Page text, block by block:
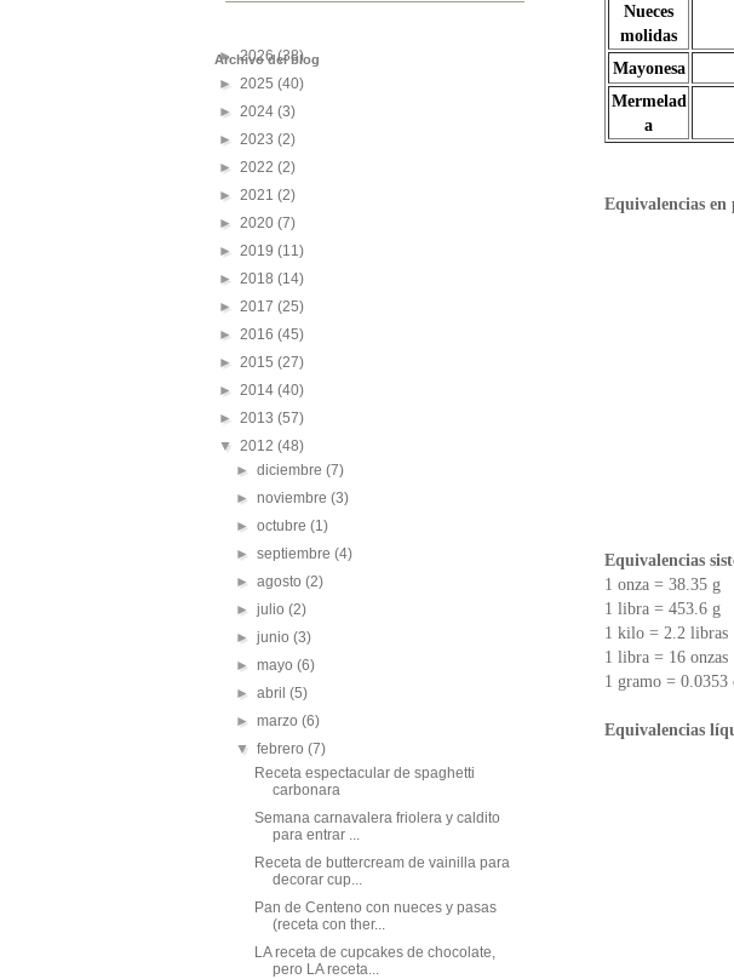
Nueces
molidas
Mayonesa
Mermelad
a
Equivalencias en
Equivalencias
1 onza = 38.35 g
1 libra = 453.6 g
1 kilo = 2.2 libras
1 libra = 16 onzas
1 gramo = 0.0353
Equivalencias
Archivo del blog
►2026(38)
► 2025 (40)
► 2024 (3)
► 2023 (2)
► 2022 (2)
► 2021 (2)
► 2020 (7)
► 2019 (11)
► 2018 (14)
► 2017 (25)
► 2016 (45)
► 2015 (27)
► 2014 (40)
► 2013 (57)
▼ 2012 (48)
►diciembre(7)
►noviembre(3)
►octubre(1)
►septiembre(4)
►agosto(2)
►julio(2)
►junio(3)
►mayo(6)
►abril(5)
►marzo(6)
▼febrero(7)
Receta espectacular de spaghetti
carbonara
Semana carnavalera friolera y caldito
para entrar ...
Receta de buttercream de vainilla para
decorar cup...
Pan de Centeno con nueces y pasas
(receta con ther...
LA receta de cupcakes de chocolate,
pero LA receta...